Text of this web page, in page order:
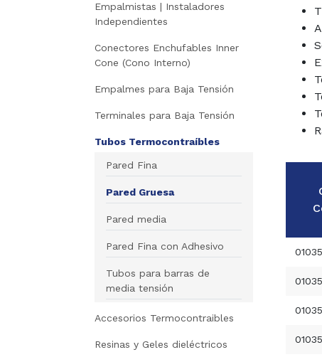
Empalmistas | Instaladores
Independientes
Conectores Enchufables Inner
Cone (Cono Interno)
Empalmes para Baja Tensión
Terminales para Baja Tensión
Tubos Termocontraíbles
Pared Fina
Pared Gruesa
Pared media
Pared Fina con Adhesivo
Tubos para barras de
media tensión
Accesorios Termocontraibles
Resinas y Geles dieléctricos